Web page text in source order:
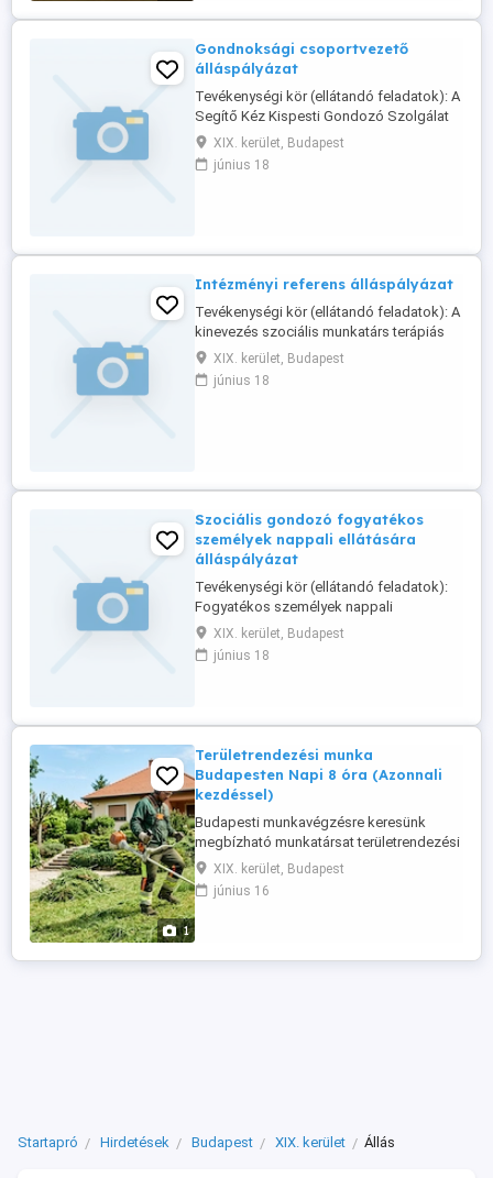
ruhákban járok. - Nem árasztok ...
Gondnoksági csoportvezető
álláspályázat
Tevékenységi kör (ellátandó feladatok): A
Segítő Kéz Kispesti Gondozó Szolgálat
keresi empatikus, elhivatott és kitartó új
kollégáját. Feladatai: Az Intézmény
pénzügyi-gazdasági, ezen belül
XIX. kerület, Budapest
június 18
Intézményi referens álláspályázat
Tevékenységi kör (ellátandó feladatok): A
kinevezés szociális munkatárs terápiás
munkatárs munkakör, határozatlan időre,
intézményi referensi megbízással.
Intézményünk elkötelezve, magas
XIX. kerület, Budapest
június 18
Szociális gondozó fogyatékos
személyek nappali ellátására
álláspályázat
Tevékenységi kör (ellátandó feladatok):
Fogyatékos személyek nappali
ellátásában kialakított gondozási
csoportok, képességeknek,
készségeknek megfelelő foglalkozások
munkaszervezésre tekintettel
szakképzettségének megfelelő, ...
XIX. kerület, Budapest
június 18
1
Területrendezési munka
Budapesten Napi 8 óra (Azonnali
kezdéssel)
Budapesti munkavégzésre keresünk
megbízható munkatársat területrendezési
feladatok ellátására. Ha szeretsz a
szabadban dolgozni várjuk a
jelentkezésedet! Főbb feladatok: -
elszállításhoz való előkészítése - Egyéb
XIX. kerület, Budapest
június 16
Startapró Hirdetések Budapest XIX. kerület Állás